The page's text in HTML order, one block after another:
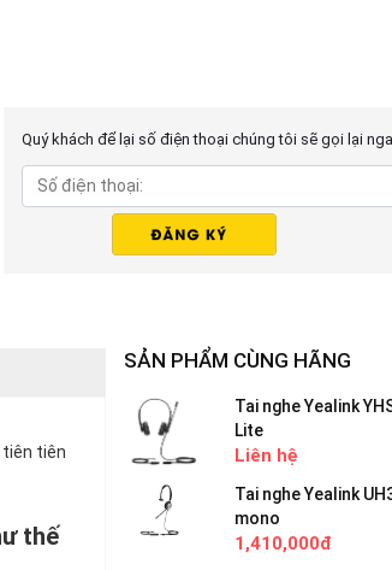
Quý khách để lại số điện thoại chúng tôi sẽ gọi lại
tiên tiên
thế
SẢN PHẨM CÙNG HÃNG
Tai nghe Yealink
Lite
Liên hệ
Tai nghe Yealink
mono
1,410,000đ